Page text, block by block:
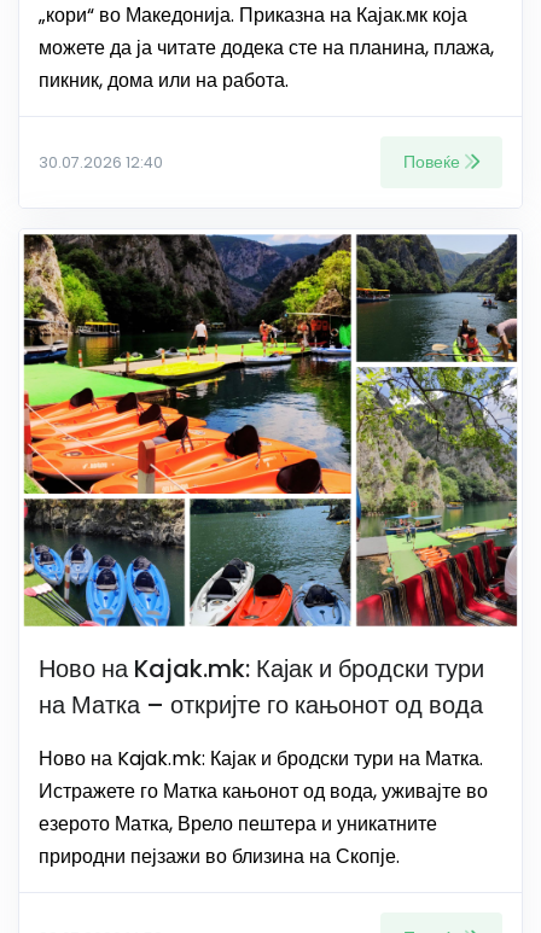
„кори“ во Македонија. Приказна на Кајак.мк која
можете да ја читате додека сте на планина, плажа,
пикник, дома или на работа.
30.07.2026 12:40 Повеќе
Ново на Kajak.mk: Кајак и бродски тури
на Матка – откријте го кањонот од вода
Ново на Kajak.mk: Кајак и бродски тури на Матка.
Истражете го Матка кањонот од вода, уживајте во
езерото Матка, Врело пештера и уникатните
природни пејзажи во близина на Скопје.